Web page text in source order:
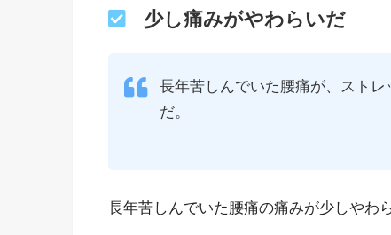
少し痛みがやわらいだ
長年苦しんでいた腰痛が、スト
だ。
長年苦しんでいた腰痛の痛みが少しやわ